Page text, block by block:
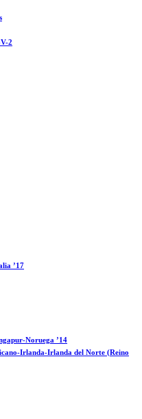
2
’17
Noruega ’14
Irlanda-Irlanda del Norte (Reino